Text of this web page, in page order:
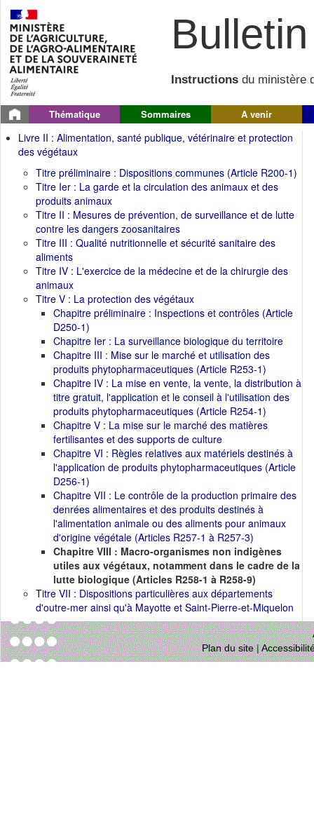
Instructions du ministère
Thématique Sommaires A venir
Livre II : Alimentation, santé publique, vétérinaire et protection
des végétaux
Titre préliminaire : Dispositions communes (Article R200-1)
Titre Ier : La garde et la circulation des animaux et des
produits animaux
Titre II : Mesures de prévention, de surveillance et de lutte
contre les dangers zoosanitaires
Titre III : Qualité nutritionnelle et sécurité sanitaire des
aliments
Titre IV : L'exercice de la médecine et de la chirurgie des
animaux
Titre V : La protection des végétaux
Chapitre préliminaire : Inspections et contrôles (Article
D250-1)
Chapitre Ier : La surveillance biologique du territoire
Chapitre III : Mise sur le marché et utilisation des
produits phytopharmaceutiques (Article R253-1)
Chapitre IV : La mise en vente, la vente, la distribution à
titre gratuit, l'application et le conseil à l'utilisation des
produits phytopharmaceutiques (Article R254-1)
Chapitre V : La mise sur le marché des matières
fertilisantes et des supports de culture
Chapitre VI : Règles relatives aux matériels destinés à
l'application de produits phytopharmaceutiques (Article
D256-1)
Chapitre VII : Le contrôle de la production primaire des
denrées alimentaires et des produits destinés à
l'alimentation animale ou des aliments pour animaux
d'origine végétale (Articles R257-1 à R257-3)
Chapitre VIII : Macro-organismes non indigènes
utiles aux végétaux, notamment dans le cadre de la
lutte biologique (Articles R258-1 à R258-9)
Titre VII : Dispositions particulières aux départements
d'outre-mer ainsi qu'à Mayotte et Saint-Pierre-et-Miquelon
Plan du site|